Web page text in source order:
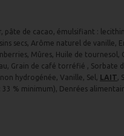
pâte de cacao, émulsifiant :
secs, Arôme naturel de vanille,
Mûres, Huile de
Grain de café torréfié , Sorbate
hydrogénée, Vanille, Sel, LAIT
33 % minimum), Denrées